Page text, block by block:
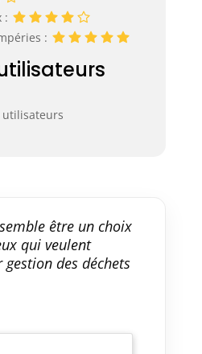
:
:
utilisateurs
être un choix
qui veulent
des déchets